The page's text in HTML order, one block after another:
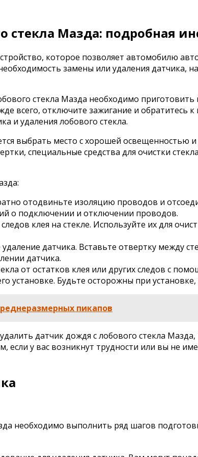
стекла Мазда: подробная
которое позволяет автомобилю
замены или удаления датчика,
стекла Мазда необходимо
всего, отключите зажигание и обратитесь
и удаления лобового стекла.
выбрать место с хорошей освещенностью
специальные средства для очистки
отодвиньте изоляцию проводов и
о подключении и отключении проводов.
клея на стекле. Используйте их для
датчика. Вставьте отвертку между
датчика.
от остатков клея или других следов с
установке. Будьте осторожны при
пикапов
датчик дождя с лобового стекла
у вас возникнут трудности или вы не
необходимо выполнить ряд шагов